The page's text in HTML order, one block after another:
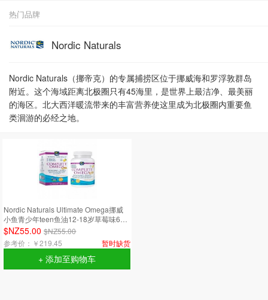
热门品牌
Nordic Naturals
Nordic Naturals（挪帝克）的专属捕捞区位于挪威海和罗浮敦群岛
附近。这个海域距离北极圈只有45海里，是世界上最洁净、最美丽
的海区。北大西洋暖流带来的丰富营养使这里成为北极圈内重要鱼
类洄游的必经之地。
Nordic Naturals Ultimate Omega挪威
小鱼青少年teen鱼油12-18岁草莓味60
粒
$NZ55.00 $NZ55.00
参考价： ￥219.45 暂时缺货
+ 添加至购物车